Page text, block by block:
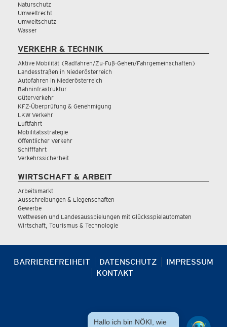
Naturschutz
Umweltrecht
Umweltschutz
Wasser
VERKEHR & TECHNIK
Aktive Mobilität (Radfahren/Zu-Fuß-Gehen/Fahrgemeinschaften)
Landesstraßen in Niederösterreich
Autofahren in Niederösterreich
Bahninfrastruktur
Güterverkehr
KFZ-Überprüfung & Genehmigung
LKW Verkehr
Luftfahrt
Mobilitätsstrategie
Öffentlicher Verkehr
Schifffahrt
Verkehrssicherheit
WIRTSCHAFT & ARBEIT
Arbeitsmarkt
Ausschreibungen & Liegenschaften
Gewerbe
Wettwesen und Landesausspielungen mit Glücksspielautomaten
Wirtschaft, Tourismus & Technologie
BARRIEREFREIHEIT DATENSCHUTZ
IMPRESSUM
KONTAKT
Hallo ich bin NÖKI, wie